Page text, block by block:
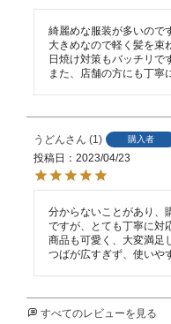
綺麗めな服装が多いので
大きめなので軽く髪を束
日焼け対策もバッチリで
また、店舗の方にも丁寧
うどん 1 購入者
投稿日
2023/04/23
分からないことがあり、
ですが、とても丁寧に対
商品も可愛く、大変満足
つばが広すぎず、使いや
すべてのレビューを見る